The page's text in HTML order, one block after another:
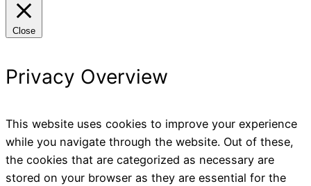
Close
Privacy Overview
This website uses cookies to improve your experience
while you navigate through the website. Out of these,
the cookies that are categorized as necessary are
stored on your browser as they are essential for the